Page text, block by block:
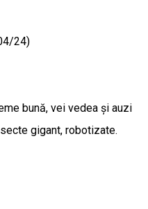
24)
bună, vei vedea și auzi
gigant, robotizate.